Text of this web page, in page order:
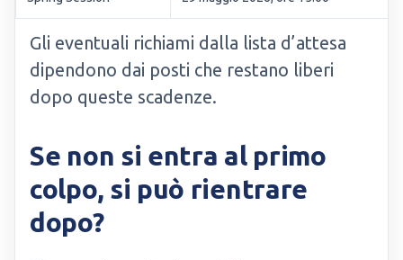
Gli eventuali richiami dalla lista d’attesa
dipendono dai posti che restano liberi
dopo queste scadenze.
Se non si entra al primo
colpo, si può rientrare
dopo?